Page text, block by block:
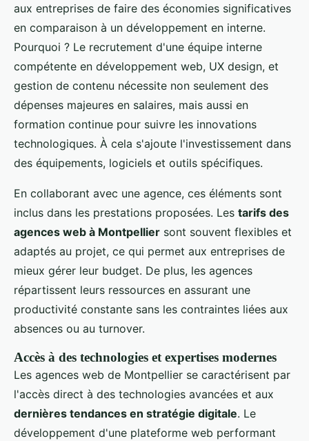
aux entreprises de faire des économies significatives
en comparaison à un développement en interne.
Pourquoi ? Le recrutement d'une équipe interne
compétente en développement web, UX design, et
gestion de contenu nécessite non seulement des
dépenses majeures en salaires, mais aussi en
formation continue pour suivre les innovations
technologiques. À cela s'ajoute l'investissement dans
des équipements, logiciels et outils spécifiques.
En collaborant avec une agence, ces éléments sont
inclus dans les prestations proposées. Les tarifs des
agences web à Montpellier sont souvent flexibles et
adaptés au projet, ce qui permet aux entreprises de
mieux gérer leur budget. De plus, les agences
répartissent leurs ressources en assurant une
productivité constante sans les contraintes liées aux
absences ou au turnover.
Accès à des technologies et expertises modernes
Les agences web de Montpellier se caractérisent par
l'accès direct à des technologies avancées et aux
dernières tendances en stratégie digitale. Le
développement d'une plateforme web performant